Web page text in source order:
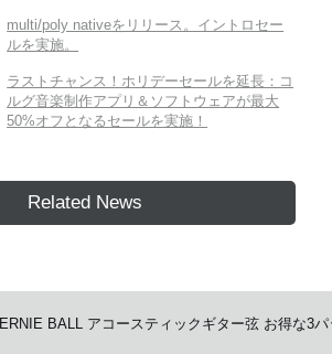
multi/poly nativeをリリース。イントロセー
ルを実施。
ラストチャンス！ホリデーセールを延長：コ
ルグ音楽制作アプリ＆ソフトウェアが最大
50%オフとなるセールを実施！
Related News
ERNIE BALL アコースティックギター弦 お得な3